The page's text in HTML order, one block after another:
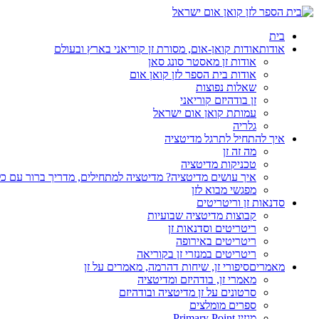
בית
אודותאודות קואן-אום, מסורת זן קוריאני בארץ ובעולם
אודות זן מאסטר סונג סאן
אודות בית הספר לזן קואן אום
שאלות נפוצות
זן בודהיזם קוריאני
עמותת קואן אום ישראל
גלריה
איך להתחיל לתרגל מדיטציה
מה זה זן
טכניקות מדיטציה
איך עושים מדיטציה? מדיטציה למתחילים, מדריך ברור עם
מפגשי מבוא לזן
סדנאות זן וריטריטים
קבוצות מדיטציה שבועיות
ריטריטים וסדנאות זן
ריטריטים באירופה
ריטריטים במנזרי זן בקוריאה
מאמריםסיפורי זן, שיחות דהרמה, מאמרים על זן
מאמרי זן, בודהיזם ומדיטציה
סרטונים על זן מדיטציה ובודהיזם
ספרים מומלצים